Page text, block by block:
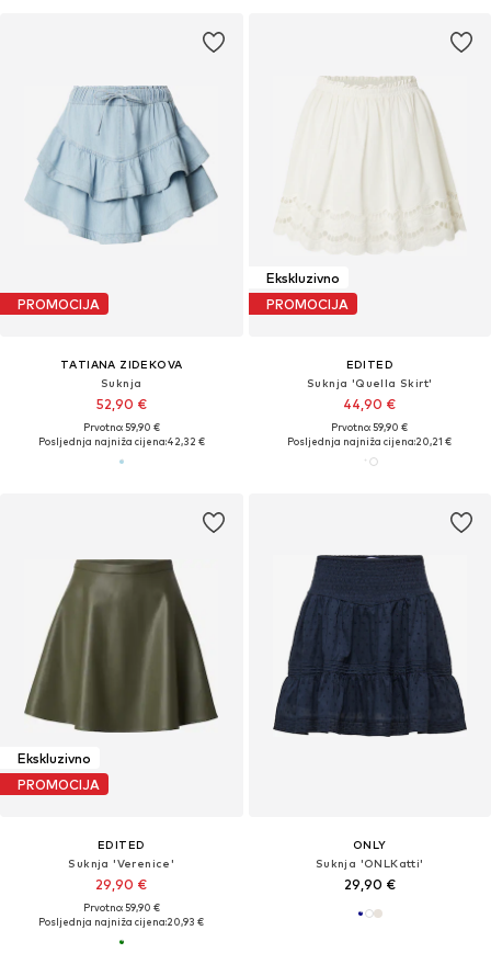
PROMOCIJA
TATIANA ZIDEKOVA
Suknja
52,90 €
Prvotno: 59,90 €
Posljednja najniža cijena:42,32 €
Ekskluzivno
PROMOCIJA
EDITED
Suknja 'Quella Skirt'
44,90 €
Prvotno: 59,90 €
Posljednja najniža cijena:20,21 €
Ekskluzivno
PROMOCIJA
EDITED
Suknja 'Verenice'
29,90 €
Prvotno: 59,90 €
Posljednja najniža cijena:20,93 €
ONLY
Suknja 'ONLKatti'
29,90 €